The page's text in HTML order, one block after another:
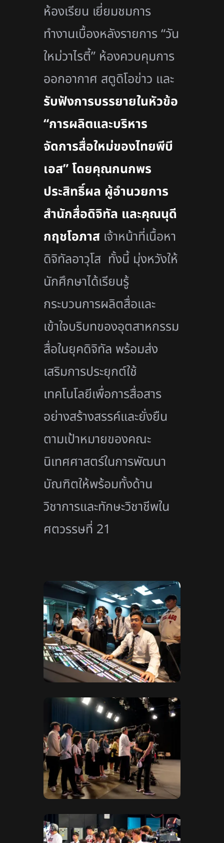
ห้องเรียน เยี่ยมชมการ
ทำงานเบื้องหลังรายการ “วัน
ใหม่วาไรตี้” ห้องควบคุมการ
ออกอากาศ สตูดิโอข่าว และ
รับฟังการบรรยายในหัวข้อ
“การผลิตและบริหาร
จัดการสื่อใหม่ของไทยพีบี
เอส” โดยคุณกนกพร
ประสิทธิ์ผล ผู้อำนวยการ
สำนักสื่อดิจิทัล และคุณนุดี
กฤชโอภาส เจ้าหน้าที่เนื้อหา
ดิจิทัลอาวุโส ทั้งนี้ มุ่งหวังให้
นักศึกษาได้เรียนรู้
กระบวนการผลิตสื่อและ
เข้าใจบริบทของอุตสาหกรรม
สื่อในยุคดิจิทัล พร้อมส่ง
เสริมการประยุกต์ใช้
เทคโนโลยีเพื่อการสื่อสาร
อย่างสร้างสรรค์และยั่งยืน
ตามเป้าหมายของคณะ
นิเทศศาสตร์ในการพัฒนา
บัณฑิตให้พร้อมทั้งด้าน
วิชาการและทักษะวิชาชีพใน
ศตวรรษที่ 21